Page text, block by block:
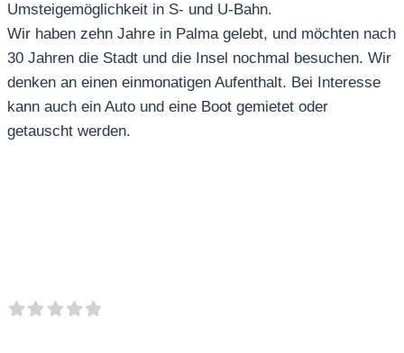
Umsteigemöglichkeit in S- und U-Bahn.
Wir haben zehn Jahre in Palma gelebt, und möchten nach
30 Jahren die Stadt und die Insel nochmal besuchen. Wir
denken an einen einmonatigen Aufenthalt. Bei Interesse
kann auch ein Auto und eine Boot gemietet oder
getauscht werden.